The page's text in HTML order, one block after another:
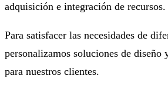
adquisición e integración de recursos.
Para satisfacer las necesidades de
personalizamos soluciones de diseño
para nuestros clientes.